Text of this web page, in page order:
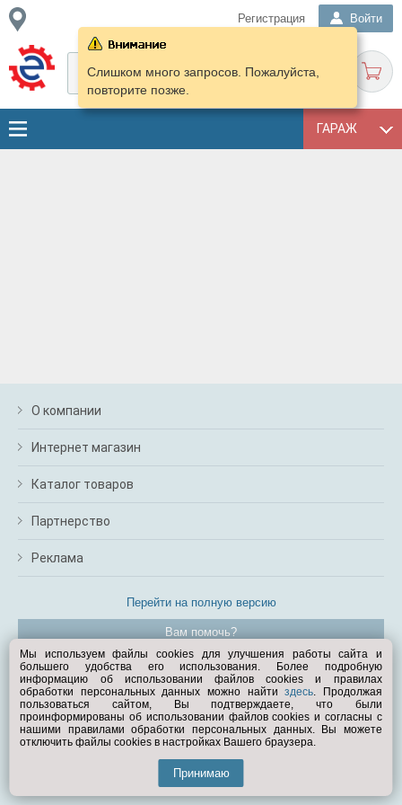
Регистрация Войти
ГАРАЖ
Слишком много запросов. Пожалуйста,
повторите позже.
О компании
Интернет магазин
Каталог товаров
Партнерство
Реклама
Перейти на полную версию
Вам помочь?
© Exist.ru 1998—2026
Мы используем файлы cookies для улучшения работы сайта и
большего удобства его использования. Более подробную
информацию об использовании файлов cookies и правилах
обработки персональных данных можно найтиздесь. Продолжая
пользоваться сайтом, Вы подтверждаете, что были
проинформированы об использовании файлов cookies и согласны с
нашими правилами обработки персональных данных. Вы можете
отключить файлы cookies в настройках Вашего браузера.
Принимаю